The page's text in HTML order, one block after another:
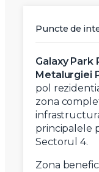
Puncte de
Galaxy Park
Metalurgiei
pol
zona
principalele
Sectorul 4.
Zona